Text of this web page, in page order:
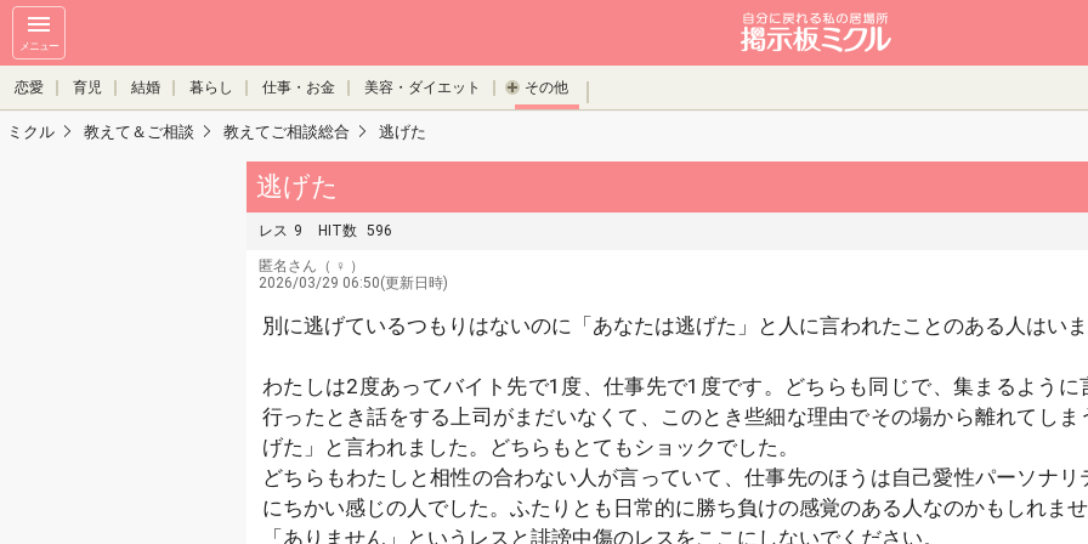
メニュー
恋愛 育児 結婚 暮らし 仕事・お金 美容・ダイエット その他
ミクル 教えて＆ご相談 教えてご相談総合 逃げた
逃げた
レス 9 HIT数 596
匿名さん （ ♀ ）
2026/03/29 06:50(更新日時)
別に逃げているつもりはないのに「あなたは逃げた」と人に言われたことのある人はい
わたしは2度あってバイト先で1度、仕事先で1度です。どちらも同じで、集まるように
行ったとき話をする上司がまだいなくて、このとき些細な理由でその場から離れてしま
げた」と言われました。どちらもとてもショックでした。
どちらもわたしと相性の合わない人が言っていて、仕事先のほうは自己愛性パーソナリ
にちかい感じの人でした。ふたりとも日常的に勝ち負けの感覚のある人なのかもしれま
「ありません」というレスと誹謗中傷のレスをここにしないでください。